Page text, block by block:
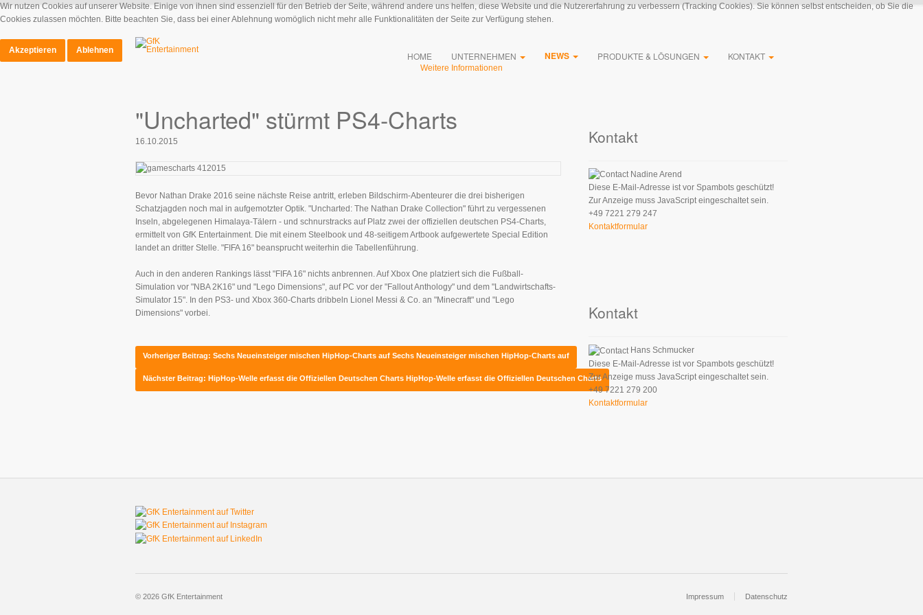
HOME UNTERNEHMEN NEWS PRODUKTE & LÖSUNGEN KONTAKT
"Uncharted" stürmt PS4-Charts
16.10.2015
Bevor Nathan Drake 2016 seine nächste Reise antritt, erleben Bildschirm-Abenteurer die drei bisherigen
Schatzjagden noch mal in aufgemotzter Optik. "Uncharted: The Nathan Drake Collection" führt zu vergessenen
Inseln, abgelegenen Himalaya-Tälern - und schnurstracks auf Platz zwei der offiziellen deutschen PS4-Charts,
ermittelt von GfK Entertainment. Die mit einem Steelbook und 48-seitigem Artbook aufgewertete Special Edition
landet an dritter Stelle. "FIFA 16" beansprucht weiterhin die Tabellenführung.
Auch in den anderen Rankings lässt "FIFA 16" nichts anbrennen. Auf Xbox One platziert sich die Fußball-
Simulation vor "NBA 2K16" und "Lego Dimensions", auf PC vor der "Fallout Anthology" und dem "Landwirtschafts-
Simulator 15". In den PS3- und Xbox 360-Charts dribbeln Lionel Messi & Co. an "Minecraft" und "Lego
Dimensions" vorbei.
Vorheriger Beitrag: Sechs Neueinsteiger mischen HipHop-Charts auf Sechs Neueinsteiger mischen HipHop-Charts auf
Nächster Beitrag: HipHop-Welle erfasst die Offiziellen Deutschen Charts HipHop-Welle erfasst die Offiziellen Deutschen Charts
Kontakt
Nadine Arend
Diese E-Mail-Adresse ist vor Spambots geschützt!
Zur Anzeige muss JavaScript eingeschaltet sein.
+49 7221 279 247
Kontaktformular
Kontakt
Hans Schmucker
Diese E-Mail-Adresse ist vor Spambots geschützt!
Zur Anzeige muss JavaScript eingeschaltet sein.
+49 7221 279 200
Kontaktformular
© 2026 GfK Entertainment Impressum Datenschutz
Wir nutzen Cookies auf unserer Website. Einige von ihnen sind essenziell für den Betrieb der Seite, während andere uns helfen, diese Website und die Nutzererfahrung zu verbessern (Tracking Cookies). Sie können selbst entscheiden, ob Sie die
Cookies zulassen möchten. Bitte beachten Sie, dass bei einer Ablehnung womöglich nicht mehr alle Funktionalitäten der Seite zur Verfügung stehen.
Akzeptieren
Ablehnen
Weitere Informationen